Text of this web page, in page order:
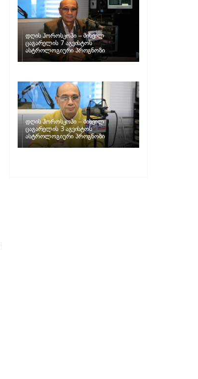
დღის ჰოროსკოპი – მიხეილ
ცაგარელის 7 აგვისტოს
ასტროლოგიური პროგნოზი
დღის ჰოროსკოპი – მიხეილ
ცაგარელის 3 აგვისტოს
ასტროლოგიური პროგნოზი